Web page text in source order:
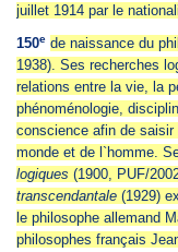
juillet 1914 par le
150e de naissance du
1938). Ses recherches
relations entre la vie, la
phénoménologie,
conscience afin de
monde et de l`homme.
logiques (1900, PUF/
transcendantale (1929)
le philosophe allemand
philosophes français